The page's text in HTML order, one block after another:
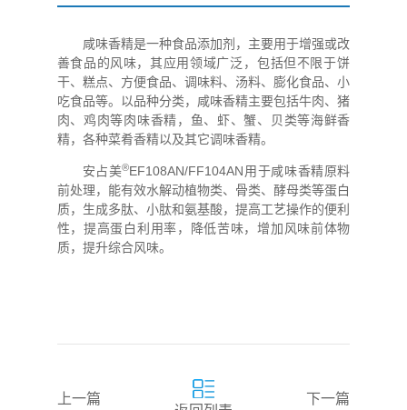
咸味香精是一种食品添加剂，‌主要用于增强或改
善食品的风味，其应用领域广泛，‌包括但不限于‌饼
干、‌糕点、‌方便食品、‌调味料、‌汤料、‌膨化食品、‌小
吃食品等。以品种分类，咸味香精主要包括牛肉、猪
肉、鸡肉等肉味香精，鱼、虾、蟹、贝类等海鲜香
精，各种菜肴香精以及其它调味香精。
安占美®EF108AN/FF104AN用于咸味香精原料
前处理，能有效水解动植物类、骨类、酵母类等蛋白
质，生成多肽、小肽和氨基酸，提高工艺操作的便利
性，提高蛋白利用率，降低苦味，增加风味前体物
质，提升综合风味。
上一篇 下一篇